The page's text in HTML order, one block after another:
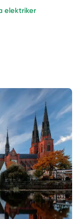
elektriker